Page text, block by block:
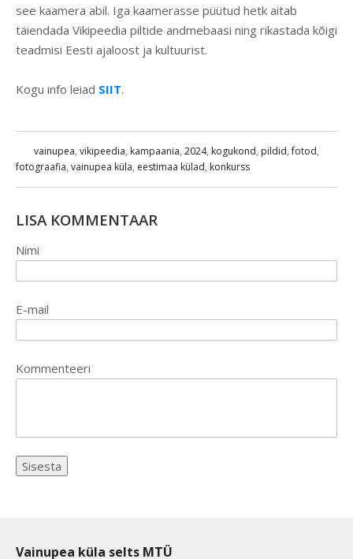
see kaamera abil. Iga kaamerasse püütud hetk aitab
täiendada Vikipeedia piltide andmebaasi ning rikastada kõigi
teadmisi Eesti ajaloost ja kultuurist.
Kogu info leiad SIIT.
vainupea, vikipeedia, kampaania, 2024, kogukond, pildid,fotod,
fotograafia, vainupea küla, eestimaa külad, konkurss
LISA KOMMENTAAR
Nimi
E-mail
Kommenteeri
Vainupea küla selts MTÜ